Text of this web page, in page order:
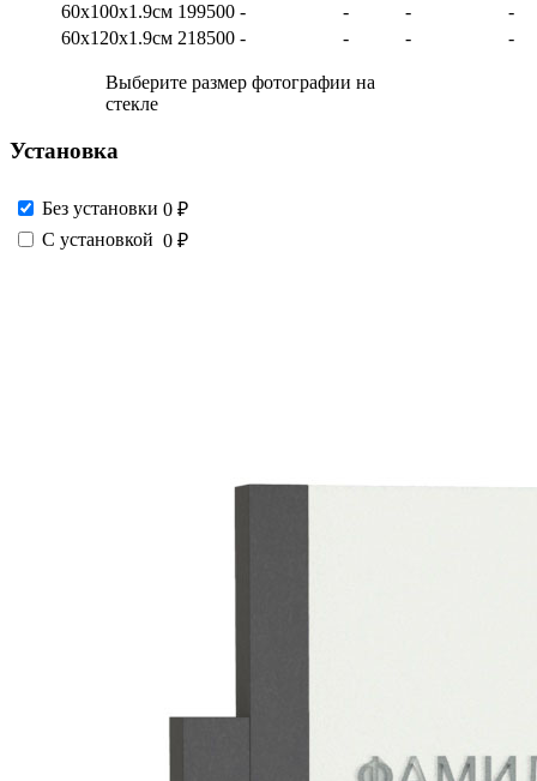
60х100х1.9см 199500 - - -
-
60х120х1.9см 218500 - - - -
Выберите размер фотографии на
стекле
Установка
Без установки 0 ₽
С установкой 0 ₽